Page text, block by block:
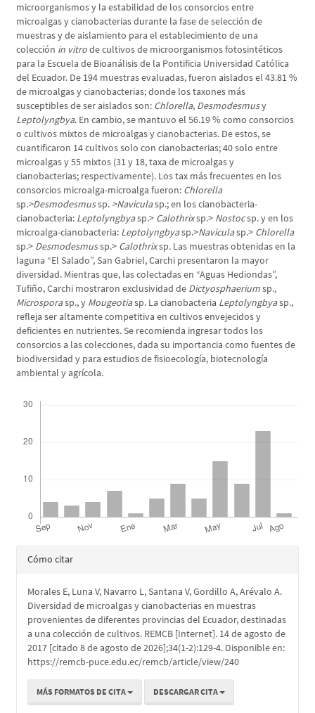
microorganismos y la estabilidad de los consorcios entre
microalgas y cianobacterias durante la fase de selección de
muestras y de aislamiento para el establecimiento de una
colección in vitrode cultivos de microorganismos fotosintéticos
para la Escuela de Bioanálisis de la Pontificia Universidad Católica
del Ecuador. De 194 muestras evaluadas, fueron aislados el 43.81 %
de microalgas y cianobacterias; donde los taxones más
susceptibles de ser aislados son: Chlorella, Desmodesmusy
Leptolyngbya. En cambio, se mantuvo el 56.19 % como consorcios
o cultivos mixtos de microalgas y cianobacterias. De estos, se
cuantificaron 14 cultivos solo con cianobacterias; 40 solo entre
microalgas y 55 mixtos (31 y 18, taxa de microalgas y
cianobacterias; respectivamente). Los tax más frecuentes en los
consorcios microalga-microalga fueron: Chlorella
sp.>Desmodesmussp. >Naviculasp.; en los cianobacteria-
cianobacteria: Leptolyngbyasp.> Calothrixsp.> Nostocsp. y en los
microalga-cianobacteria: Leptolyngbyasp.>Naviculasp.> Chlorella
sp.> Desmodesmussp.> Calothrixsp. Las muestras obtenidas en la
laguna “El Salado”, San Gabriel, Carchi presentaron la mayor
diversidad. Mientras que, las colectadas en “Aguas Hediondas”,
Tufiño, Carchi mostraron exclusividad de Dictyosphaeriumsp.,
Microsporasp., y Mougeotiasp. La cianobacteria Leptolyngbyasp.,
refleja ser altamente competitiva en cultivos envejecidos y
deficientes en nutrientes. Se recomienda ingresar todos los
consorcios a las colecciones, dada su importancia como fuentes de
biodiversidad y para estudios de fisioecología, biotecnología
ambiental y agrícola.
Detalles
artículo
Cómo citar
Morales E, Luna V, Navarro L, Santana V, Gordillo A, Arévalo A.
Diversidad de microalgas y cianobacterias en muestras
provenientes de diferentes provincias del Ecuador, destinadas
a una colección de cultivos. REMCB [Internet]. 14 de agosto de
2017 [citado 8 de agosto de 2026];34(1-2):129-4. Disponible en:
https://remcb-puce.edu.ec/remcb/article/view/240
MÁS FORMATOS DE CITA DESCARGAR CITA